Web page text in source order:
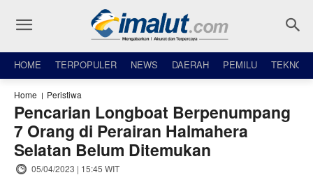
HOME TERPOPULER NEWS DAERAH PEMILU TEKNO
Home Peristiwa
Pencarian Longboat Berpenumpang
7 Orang di Perairan Halmahera
Selatan Belum Ditemukan
05/04/2023 | 15:45 WIT